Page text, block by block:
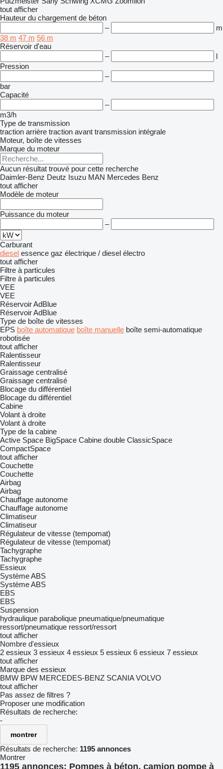
tout afficher
Hauteur du chargement de béton
–
m
38 m 47 m 56 m
Réservoir d'eau
–
l
Pression
–
bar
Capacité
–
m3/h
Type de transmission
traction arrière traction avant transmission intégrale
Moteur, boîte de vitesses
Marque du moteur
Aucun résultat trouvé pour cette recherche
Daimler-Benz Deutz Isuzu MAN Mercedes Benz
tout afficher
Modèle de moteur
Puissance du moteur
–
Carburant
diesel essence gaz électrique / diesel électro
tout afficher
Filtre à particules
Filtre à particules
VEE
VEE
Réservoir AdBlue
Réservoir AdBlue
Type de boîte de vitesses
EPS boîte automatique boîte manuelle boîte semi-automatique
robotisée
tout afficher
Ralentisseur
Ralentisseur
Graissage centralisé
Graissage centralisé
Blocage du différentiel
Blocage du différentiel
Cabine
Volant à droite
Volant à droite
Type de la cabine
Active Space BigSpace Cabine double ClassicSpace
CompactSpace
tout afficher
Couchette
Couchette
Airbag
Airbag
Chauffage autonome
Chauffage autonome
Climatiseur
Climatiseur
Régulateur de vitesse (tempomat)
Régulateur de vitesse (tempomat)
Tachygraphe
Tachygraphe
Essieux
Système ABS
Système ABS
EBS
EBS
Suspension
hydraulique parabolique pneumatique/pneumatique
ressort/pneumatique ressort/ressort
tout afficher
Nombre d'essieux
2 essieux 3 essieux 4 essieux 5 essieux 6 essieux 7 essieux
tout afficher
Marque des essieux
BMW BPW MERCEDES-BENZ SCANIA VOLVO
tout afficher
Pas assez de filtres ?
Proposer une modification
Résultats de recherche:
-
montrer
Résultats de recherche: 1195 annonces
Montrer
1195 annonces: Pompes à béton, camion pompe à